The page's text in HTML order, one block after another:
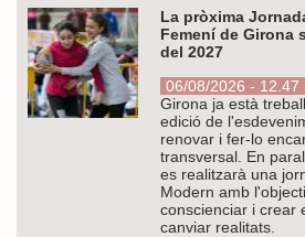
La pròxima
Femení de Girona
del 2027
06/08/2026 - 12.47
Girona ja està
edició de
renovar i fer-lo
transversal. En
es realitzarà una
Modern amb
conscienciar i crear
canviar realitats.